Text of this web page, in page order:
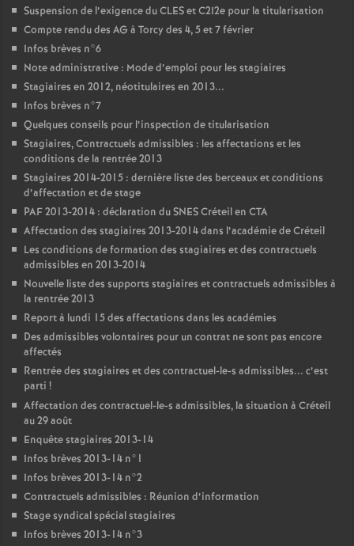
Suspension de l’exigence duCLESet C2I2e pour la titularisation
Compte rendu des AG à Torcy des 4, 5 et 7 février
Infos brèves n°6
Note administrative : Mode d’emploi pour les stagiaires
Stagiaires en 2012, néotitulaires en 2013...
Infos brèves n°7
Quelques conseils pour l’inspection de titularisation
Stagiaires, Contractuels admissibles : les affectations et les
conditions de la rentrée 2013
Stagiaires 2014-2015 : dernière liste des berceaux et conditions
d’affectation et de stage
PAF2013-2014 : déclaration duSNESCréteil en CTA
Affectation des stagiaires 2013-2014 dans l’académie de Créteil
Les conditions de formation des stagiaires et des contractuels
admissibles en 2013-2014
Nouvelle liste des supports stagiaires et contractuels admissibles à
la rentrée 2013
Report à lundi 15 des affectations dans les académies
Des admissibles volontaires pour un contrat ne sont pas encore
affectés
Rentrée des stagiaires et des contractuel-le-s admissibles... c’est
parti !
Affectation des contractuel-le-s admissibles, la situation à Créteil
au 29 août
Enquête stagiaires 2013-14
Infos brèves 2013-14 n°1
Infos brèves 2013-14 n°2
Contractuels admissibles : Réunion d’information
Stage syndical spécial stagiaires
Infos brèves 2013-14 n°3